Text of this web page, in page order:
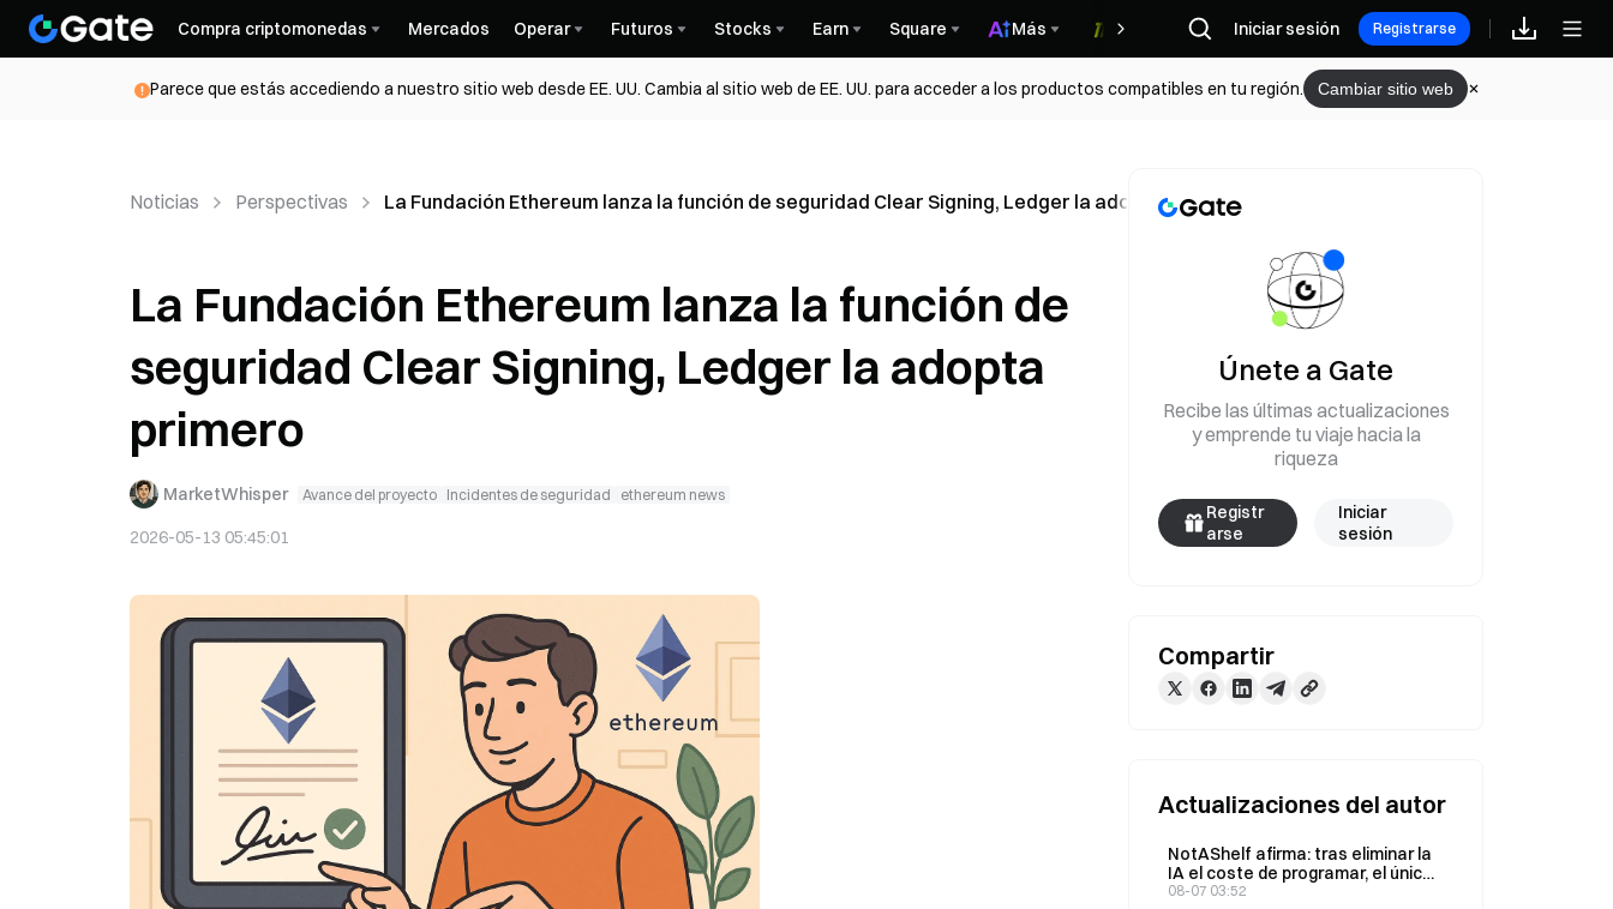
Compra criptomonedas Mercados Operar Futuros Stocks Earn Square Más Recompensas
Iniciar sesión Registrarse
Parece que estás accediendo a nuestro sitio web desde EE. UU. Cambia al sitio web de EE. UU. para acceder a los productos compatibles en tu región. Cambiar sitio web
Noticias Perspectivas La Fundación Ethereum lanza la función de seguridad Clear Signing, Ledger la adopta primero
La Fundación Ethereum lanza la función de
seguridad Clear Signing, Ledger la adopta
primero
MarketWhisper Avance del proyecto Incidentes de seguridad ethereum news
2026-05-13 05:45:01
Únete a Gate
Recibe las últimas actualizaciones
y emprende tu viaje hacia la
riqueza
Registr
arse
Iniciar
sesión
Compartir
Actualizaciones del autor
NotAShelf afirma: tras eliminar la
IA el coste de programar, el único
recurso escaso es el «gusto»
08-07 03:52